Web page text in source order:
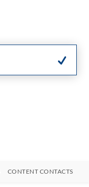
CONTENT CONTACTS